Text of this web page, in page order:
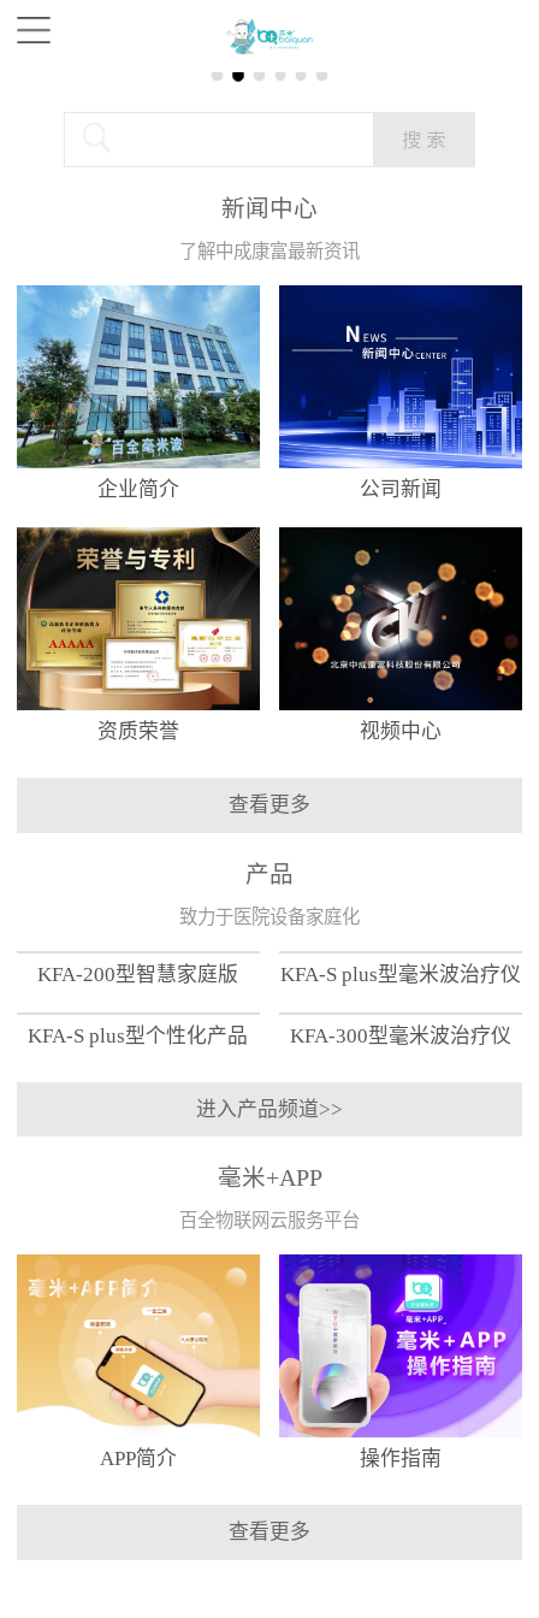
新闻中心
了解中成康富最新资讯
企业简介 公司新闻
资质荣誉 视频中心
查看更多
产品
致力于医院设备家庭化
KFA-200型智慧家庭版 KFA-S plus型毫米波治疗仪
KFA-S plus型个性化产品
KFA-300型毫米波治疗仪
进入产品频道>>
毫米+APP
百全物联网云服务平台
APP简介 操作指南
查看更多